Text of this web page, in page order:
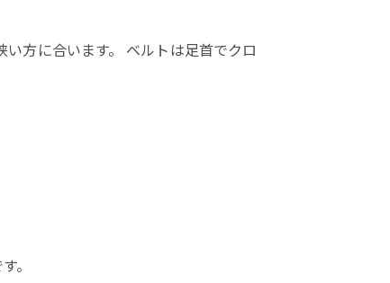
方に合います。 ベルトは足首でクロ
。